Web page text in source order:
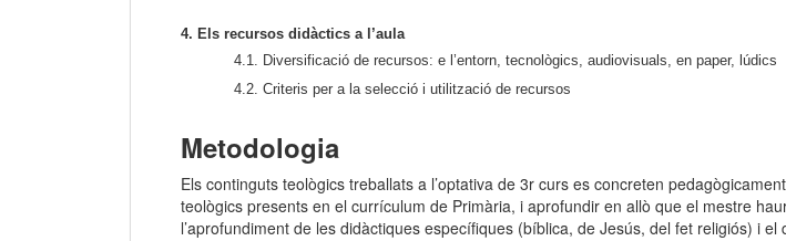
4. Els recursos didàctics a l’aula
4.1. Diversificació de recursos: e l’entorn, tecnològics, audiovisuals, en paper, lúdics
4.2. Criteris per a la selecció i utilització de recursos
Metodologia
Els continguts teològics treballats a l’optativa de 3r curs es concreten
teològics presents en el currículum de Primària, i aprofundir en allò que el mestre
l’aprofundiment de les didàctiques específiques (bíblica, de Jesús, del fet religiós) i